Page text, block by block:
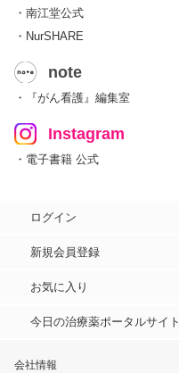
・南江堂公式
・NurSHARE
note
・『がん看護』編集室
Instagram
・電子書籍 公式
ログイン
新規会員登録
お気に入り
今日の治療薬ポータルサイト
会社情報